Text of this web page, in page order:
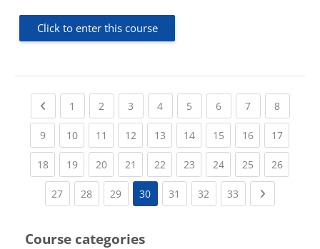
Click to enter this course
Previous page
1 (current)
2 (current)
3 (current)
4(current)
5 (current)
6(current)
7(current)
8(current)
9(current)
10(current)
11 (current)
12(current)
13(current)
14(current)
15(current)
16(current)
17
18(current)
19(current)
20(current)
21 (current)
22(current)
23(current)
24(current)
25(current)
26
27(current)
28(current)
29(current)
30 31 (current)
32 (current)
33 (current)Next page
Course categories